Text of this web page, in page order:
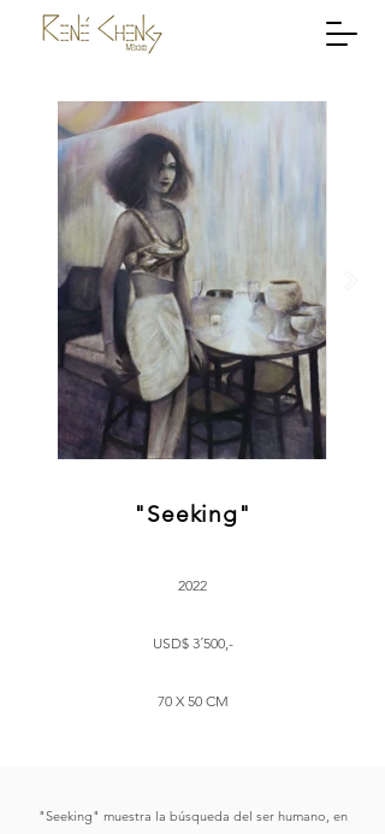
"Seeking"
2022
USD$ 3´500,-
70 X 50 CM
"Seeking" muestra la búsqueda del ser humano, en